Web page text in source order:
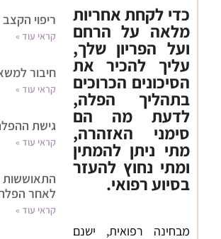
ריפוי הקצב
קראי עוד »
חיבור
קראי עוד »
גישת
קראי עוד »
התאוששות
לאחר
קראי עוד »
כדי לקחת אחריות
מלאה על הרחם
ועל הפריון שלך,
עליך להכיר את
הסיכונים הכרוכים
בתהליך הפלה,
לדעת מה הם
סימני האזהרה,
מתי ניתן להמתין
ומתי נחוץ להעזר
בסיוע רפואי.
מבחינה רפואית, ישנם